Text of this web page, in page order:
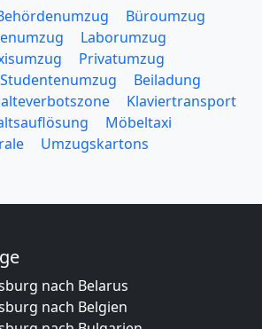
Büroumzug
Laborumzug
Privatumzug
Studentenumzug
Beiladung
Klaviertransport
Möbeltaxi
Umzugskartons
nach Belarus
nach Belgien